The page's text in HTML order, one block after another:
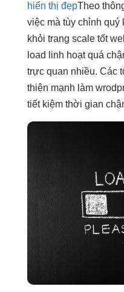
hiển thị đẹpTheo
việc mà tùy chỉnh quý
khỏi trang scale tốt
load
linh hoạtquá
trực quan nhiều. Các
thiện mạnh làm
tiết kiệm thời gian